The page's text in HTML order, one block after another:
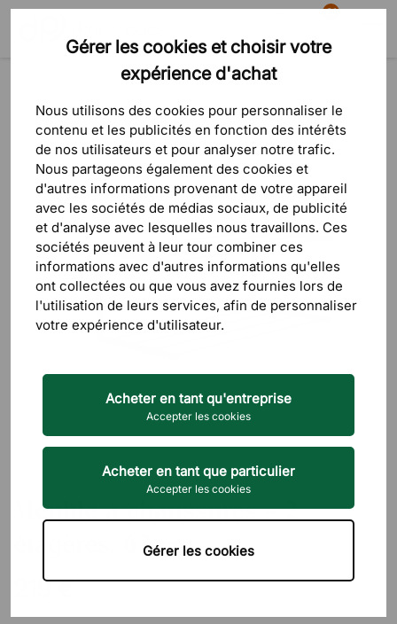
Gérer les cookies et choisir votre
expérience d'achat
Nous utilisons des cookies pour personnaliser le
contenu et les publicités en fonction des intérêts
de nos utilisateurs et pour analyser notre trafic.
Nous partageons également des cookies et
d'autres informations provenant de votre appareil
avec les sociétés de médias sociaux, de publicité
et d'analyse avec lesquelles nous travaillons. Ces
sociétés peuvent à leur tour combiner ces
informations avec d'autres informations qu'elles
ont collectées ou que vous avez fournies lors de
l'utilisation de leurs services, afin de personnaliser
votre expérience d'utilisateur.
Acheter en tant qu'entreprise
Accepter les cookies
Acheter en tant que particulier
Accepter les cookies
Gérer les cookies
Recherche
81
Panier
Rangement Meubles d’entrée Rangements pour chaussures
Meuble à chaussures - 2
étagères, 62 cm
219 €